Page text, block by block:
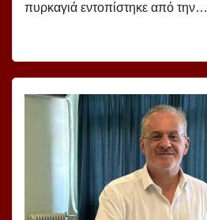
πυρκαγιά εντοπίστηκε από την…